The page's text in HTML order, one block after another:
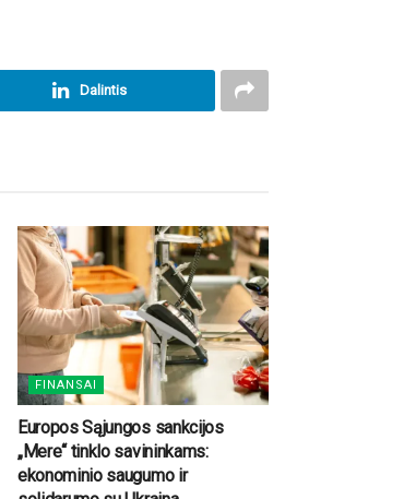
Dalintis
FINANSAI
Europos Sąjungos sankcijos
„Mere“ tinklo savininkams:
ekonominio saugumo ir